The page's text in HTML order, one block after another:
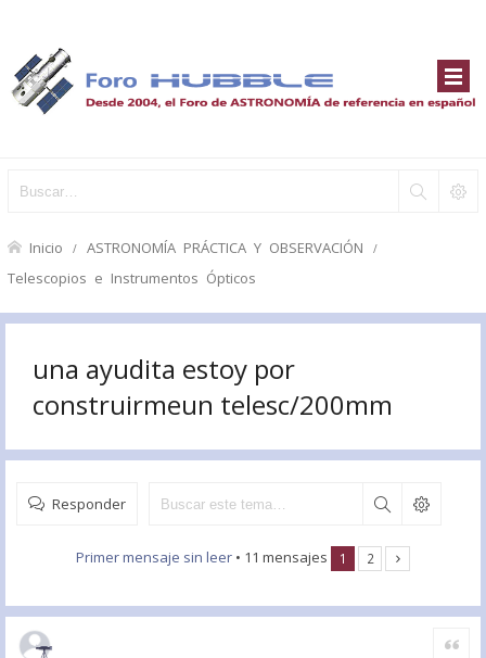
Inicio ASTRONOMÍA PRÁCTICA Y OBSERVACIÓN
Telescopios e Instrumentos Ópticos
una ayudita estoy por
construirmeun telesc/200mm
Responder
Primer mensaje sin leer • 11 mensajes 1 2
Citar